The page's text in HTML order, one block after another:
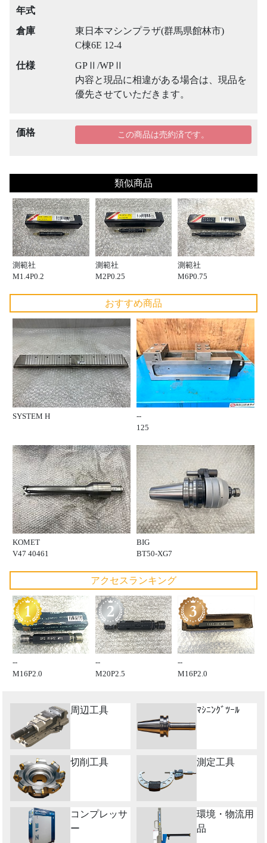
年式
倉庫
東日本マシンプラザ(群馬県館林市)
C棟6E 12-4
仕様
GPⅡ/WPⅡ
内容と現品に相違がある場合は、現品を
優先させていただきます。
価格 この商品は売約済です。
類似商品
測範社
M1.4P0.2
測範社
M2P0.25
測範社
M6P0.75
おすすめ商品
SYSTEM H
--
125
KOMET
V47 40461
BIG
BT50-XG7
アクセスランキング
--
M16P2.0
--
M20P2.5
--
M16P2.0
周辺工具 ﾏｼﾆﾝｸﾞﾂｰﾙ
切削工具 測定工具
コンプレッサ
ー
環境・物流用
品